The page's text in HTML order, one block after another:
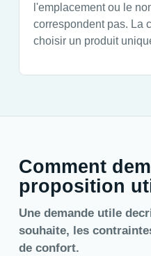
l'emplacement ou le
correspondent pas. La
choisir un produit
Comment
proposition
Une demande utile
souhaite, les
de confort.